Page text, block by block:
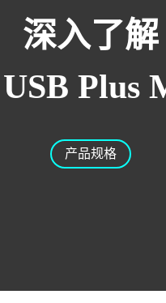
深入了解
Plus
产品规格